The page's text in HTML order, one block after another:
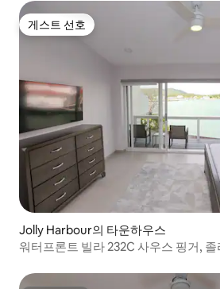
게스트 선호
게스트 선호
Jolly Harbour의 타운하우스
워터프론트 빌라 232C 사우스 핑거, 졸